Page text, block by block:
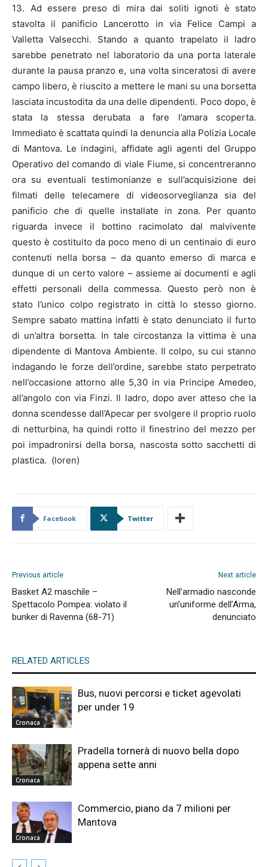
13. Ad essere preso di mira dai soliti ignoti è stato
stavolta il panificio Lancerotto in via Felice Campi a
Valletta Valsecchi. Stando a quanto trapelato il ladro
sarebbe penetrato nel laboratorio da una porta laterale
durante la pausa pranzo e, una volta sinceratosi di avere
campo libero, è riuscito a mettere le mani su una borsetta
lasciata incustodita da una delle dipendenti. Poco dopo, è
stata la stessa derubata a fare l’amara scoperta.
Immediato è scattata quindi la denuncia alla Polizia Locale
di Mantova. Le indagini, affidate agli agenti del Gruppo
Operativo del comando di viale Fiume, si concentreranno
ora su eventuali testimonianze e sull’acquisizione dei
filmati delle telecamere di videosorveglianza sia del
panificio che di quelle installate in zona. Per quanto
riguarda invece il bottino racimolato dal malvivente
questo è costituito da poco meno di un centinaio di euro
contenuti nella borsa – da quanto emerso di marca e
dunque di un certo valore – assieme ai documenti e agli
effetti personali della commessa. Questo però non è
stato l’unico colpo registrato in città lo stesso giorno.
Sempre sabato mattina infatti è stato denunciato il furto
di un’altra borsetta. In tale circostanza la vittima è una
dipendente di Mantova Ambiente. Il colpo, su cui stanno
indagando le forze dell’ordine, sarebbe stato perpetrato
nell’occasione attorno alle 5,30 in via Principe Amedeo,
all’angolo con via Finzi. Il ladro, dopo aver atteso che la
donna scendesse dall’Apecar per svolgere il proprio ruolo
di netturbina, ha quindi rotto il finestrino del mezzo per
poi impadronirsi della borsa, nascosta sotto sacchetti di
plastica. (loren)
Facebook Twitter
Previous article
Basket A2 maschile –
Spettacolo Pompea: violato il
bunker di Ravenna (68-71)
Next article
Nell’armadio nasconde
un’uniforme dell’Arma,
denunciato
RELATED ARTICLES
Cronaca
Bus, nuovi percorsi e ticket agevolati
per under 19
Cronaca
Pradella tornerà di nuovo bella dopo
appena sette anni
Cronaca
Commercio, piano da 7 milioni per
Mantova